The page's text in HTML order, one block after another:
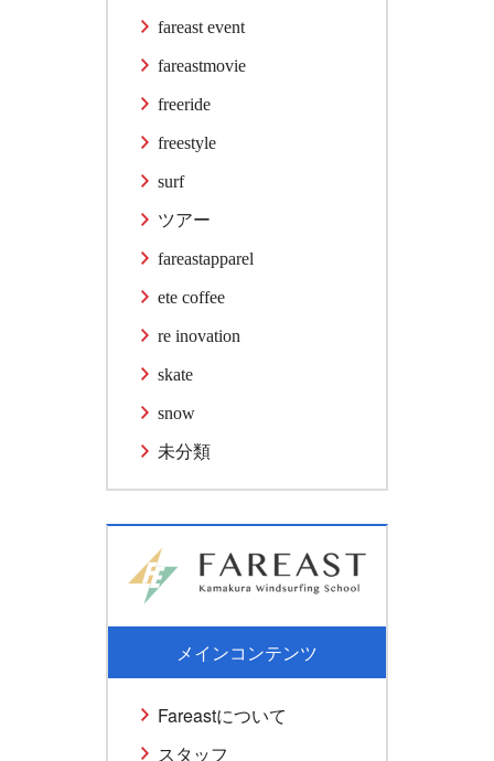
fareast event
fareastmovie
freeride
freestyle
surf
ツアー
fareastapparel
ete coffee
re inovation
skate
snow
未分類
メインコンテンツ
Fareastについて
スタッフ